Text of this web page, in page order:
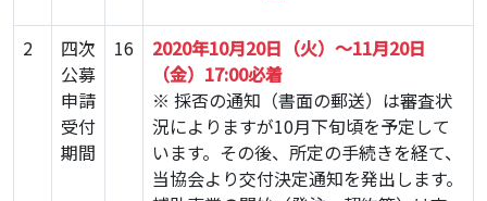
2
四次
公募
申請
受付
期間
16
2020年10月20日（火）～11月20日
（金）17:00必着
※ 採否の通知（書面の郵送）は審査状
況によりますが10月下旬頃を予定して
います。その後、所定の手続きを経て、
当協会より交付決定通知を発出します。